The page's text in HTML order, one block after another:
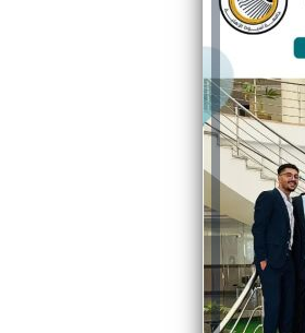
الدواء المصرية يشن حملة رقابية مكبرة
لضبط المنشآت الطبية المخالفة.....